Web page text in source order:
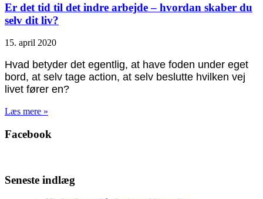
Er det tid til det indre arbejde – hvordan skaber du
selv dit liv?
15. april 2020
Hvad betyder det egentlig, at have foden under eget
bord, at selv tage action, at selv beslutte hvilken vej
livet fører en?
Læs mere »
Facebook
Seneste indlæg